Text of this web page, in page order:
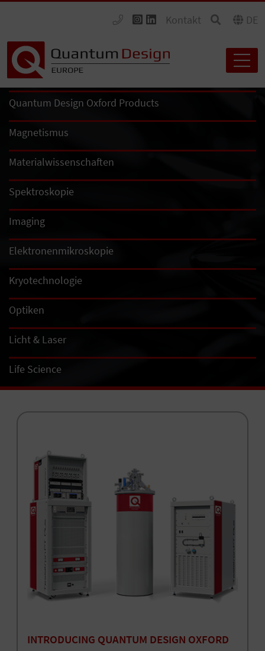
Kontakt DE
Quantum Design Oxford Products
Magnetismus
Materialwissenschaften
Spektroskopie
Imaging
Elektronenmikroskopie
Kryotechnologie
Optiken
Licht & Laser
Life Science
INTRODUCING QUANTUM DESIGN OXFORD